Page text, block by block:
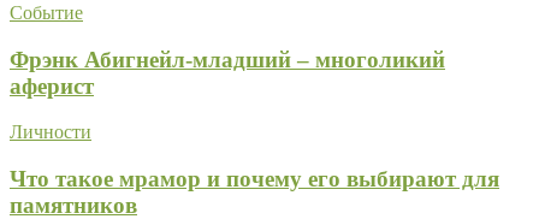
Событие
Фрэнк Абигнейл-младший – многоликий
аферист
Личности
Что такое мрамор и почему его выбирают для
памятников